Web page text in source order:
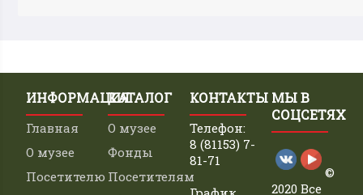
ИНФОРМАЦИЯ
Главная
О музее
Посетителю
КАТАЛОГ
О музее
Фонды
Посетителям
КОНТАКТЫ
Телефон:
8 (81153) 7-
81-71
МЫ В
СОЦСЕТЯХ
©
2020 Все